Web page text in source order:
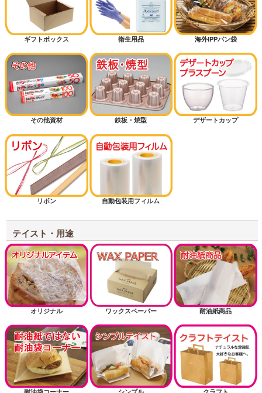
ピザ
ミルクパン
シフォンケーキ
マフィン
半斤用サイズから探す
1斤用サイズから探す
1.5斤用サイズから探す
2斤用サイズから探す
3斤用サイズから探す
掘り出し物
お正月
耐油紙でない耐油袋商品（内面に樹脂フィルム）
送風機関連商品
ギフトボックス 衛生用品 海外IPPパン袋
その他資材 鉄板・焼型 デザートカップ
リボン 自動包装用フィルム
テイスト・用途
オリジナル ワックスペーパー 耐油紙商品